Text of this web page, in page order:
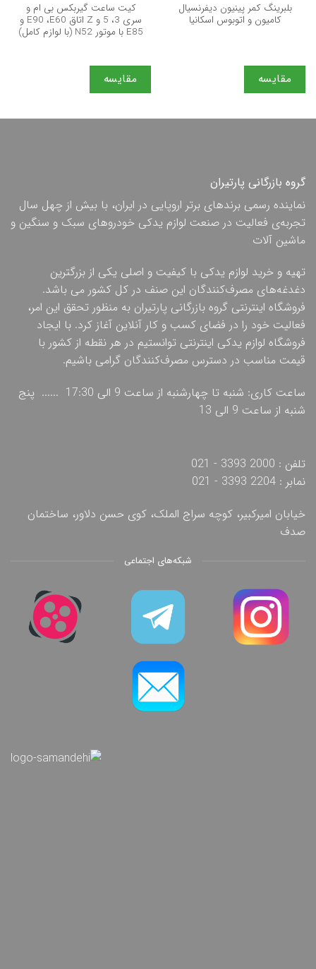
بلبرینگ کمر پینیون دیفرنسیال
کامیون و اتوبوس اسکانیا
مقایسه
کیت ساعت گیربکس بی ام و
سری 3، 5 و Z اتاق E90 ،E60 و
E85 با موتور N52 (با لوازم کامل)
مقایسه
گروه بازرگانی پارتیران
نماینده رسمی برندهای برتر اروپایی در ایران، با بیش از چهل سال
تجربه‌ی فعالیت در صنعت لوازم یدکی خودروهای سبک و سنگین و
ماشین آلات
تهیه و خرید لوازم یدکی با کیفیت و اصلی یکی از بزرگترین
دغدغه‌های مصرف‌کنندگان این صنف در کل کشور می باشد.
فروشگاه اینترنتی گروه بازرگانی پارتیران به منظور تحقق این امر،
فعالیت خود را در فضای کسب و کار آنلاین آغاز کرد. با ایجاد
فروشگاه لوازم یدکی اینترنتی توانستیم در هر نقطه از کشور با
قیمت مناسب در دسترس مصرف‌کنندگان گرامی باشیم.
ساعت کاری: شنبه تا چهارشنبه از ساعت 9 الی 17:30 ...... پنج
شنبه از ساعت 9 الی 13
تلفن : 2000 3393 - 021
نمابر : 2204 3393 - 021
خیابان امیرکبیر، کوچه سراج الملک، کوی حسن دلاور، ساختمان
صدف
شبکه‌های اجتماعی